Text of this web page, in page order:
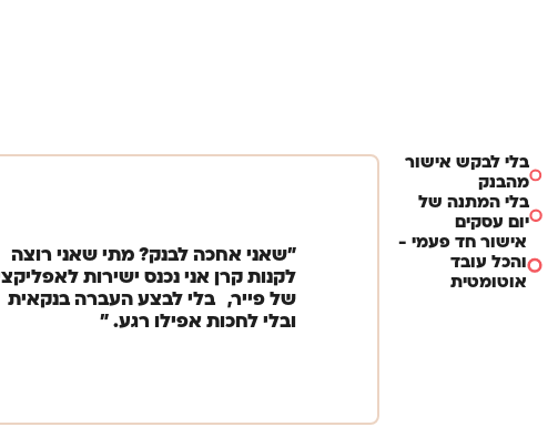
בלי לבקש אישור
מהבנק
בלי המתנה של
יום עסקים
אישור חד פעמי -
והכל עובד
אוטומטית
"שאני אחכה לבנק? מתי שאני רוצה
לקנות קרן אני נכנס ישירות
של פייר, בלי לבצע העברה בנקאית
ובלי לחכות אפילו רגע. "